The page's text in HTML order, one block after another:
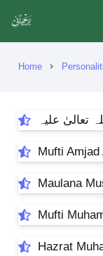
Home chevron_right
Mufti Amjad
Maulana
Mufti
Hazrat